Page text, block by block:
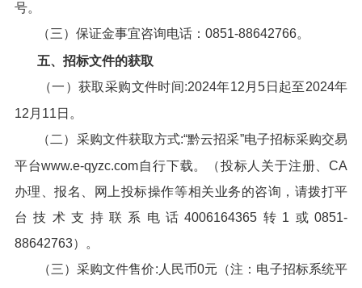
号。
（三）保证金事宜咨询电话：0851-88642766。
五、招标文件的获取
（一）获取采购文件时间:2024年12月5日起至2024年
12月11日。
（二）采购文件获取方式:“黔云招采”电子招标采购交易
平台www.e-qyzc.com自行下载。（投标人关于注册、CA
办理、报名、网上投标操作等相关业务的咨询，请拨打平
台技术支持联系电话4006164365转1或0851-
88642763）。
（三）采购文件售价:人民币0元（注：电子招标系统平